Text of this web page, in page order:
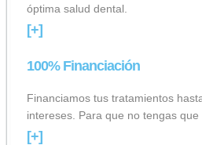
óptima salud dental.
[+]
100% Financiación
Financiamos tus tratamientos
intereses. Para que no tengas que
[+]